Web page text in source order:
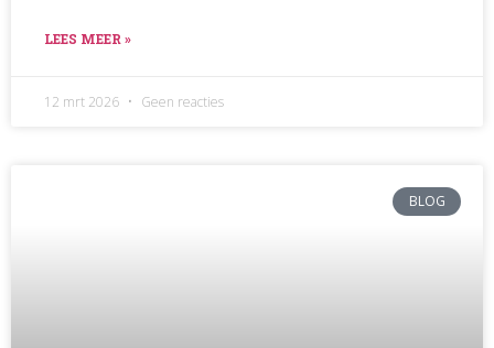
LEES MEER »
12 mrt 2026 Geen reacties
BLOG